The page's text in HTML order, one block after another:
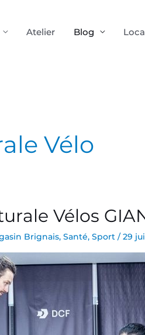
Atelier Blog
Vélo
Vélos
Brignais, Santé, Sport /29